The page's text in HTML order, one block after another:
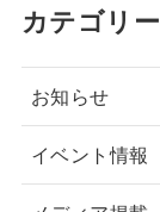
カテゴリー
お知らせ
イベント情報